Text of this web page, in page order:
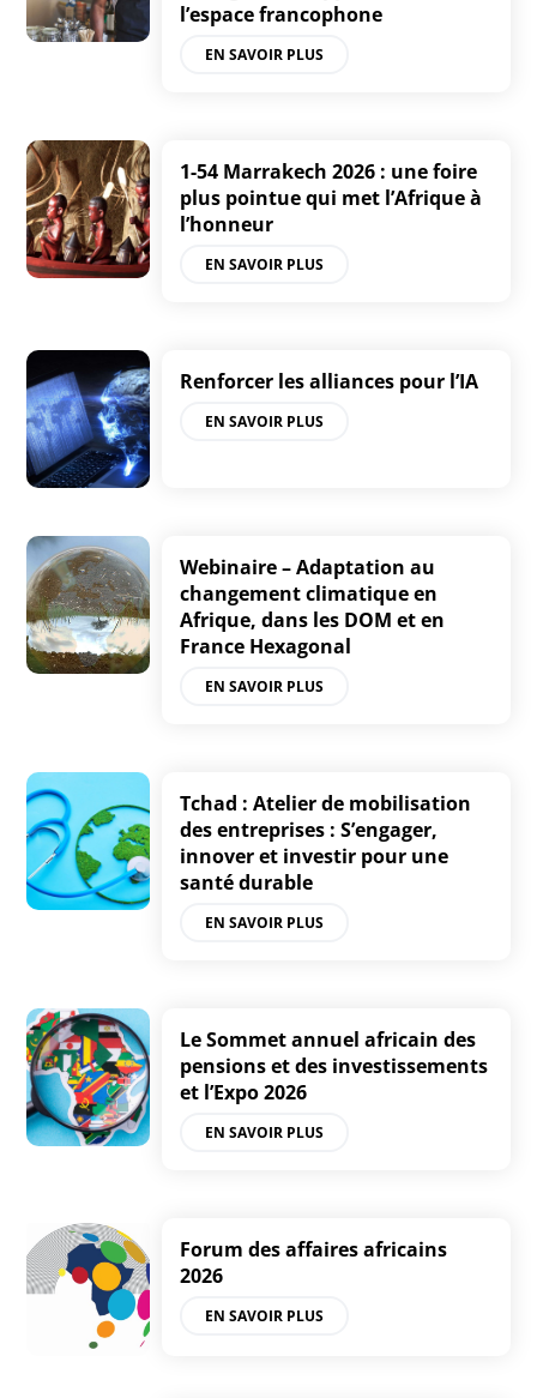
l’espace francophone
EN SAVOIR PLUS
1-54 Marrakech 2026 : une foire
plus pointue qui met l’Afrique à
l’honneur
EN SAVOIR PLUS
Renforcer les alliances pour l’IA
EN SAVOIR PLUS
Webinaire – Adaptation au
changement climatique en
Afrique, dans les DOM et en
France Hexagonal
EN SAVOIR PLUS
Tchad : Atelier de mobilisation
des entreprises : S’engager,
innover et investir pour une
santé durable
EN SAVOIR PLUS
Le Sommet annuel africain des
pensions et des investissements
et l’Expo 2026
EN SAVOIR PLUS
Forum des affaires africains
2026
EN SAVOIR PLUS